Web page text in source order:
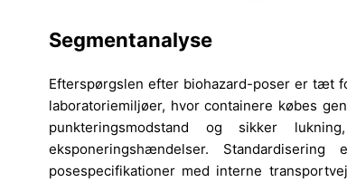
Segmentanalyse
Efterspørgslen efter biohazard-poser er tæt
laboratoriemiljøer, hvor containere købes
punkteringsmodstand og sikker
eksponeringshændelser.
posespecifikationer med interne